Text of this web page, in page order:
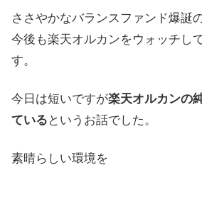
ささやかなバランスファンド爆誕
今後も楽天オルカンをウォッチし
す。
今日は短いですが楽天オルカンの
ている というお話でした。
素晴らしい環境を